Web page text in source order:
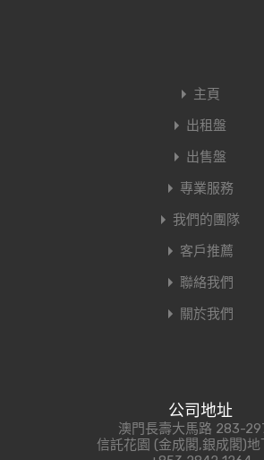
主頁
出租盤
出售盤
專業服務
我們的團隊
客戶推薦
聯絡我們
關於我們
公司地址
澳門長壽大馬路 283-
信託花園 (金成閣,銀成閣)地